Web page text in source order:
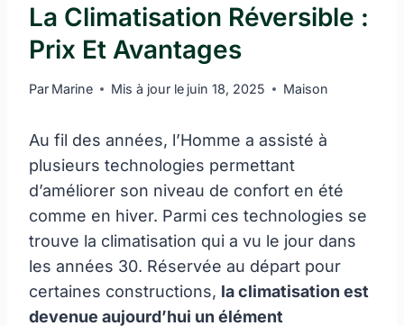
La Climatisation Réversible :
Prix Et Avantages
Par Marine Mis à jour le juin 18, 2025 Maison
Au fil des années, l’Homme a assisté à
plusieurs technologies permettant
d’améliorer son niveau de confort en été
comme en hiver. Parmi ces technologies se
trouve la climatisation qui a vu le jour dans
les années 30. Réservée au départ pour
certaines constructions, la climatisation est
devenue aujourd’hui un élément